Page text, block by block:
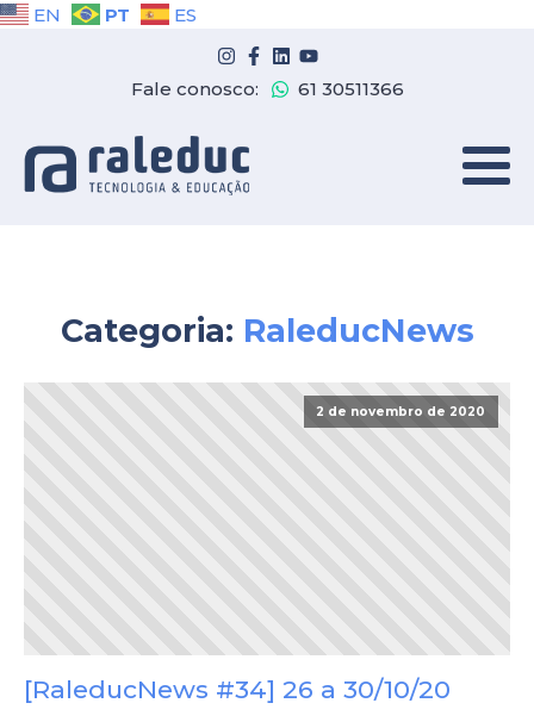
EN PT ES
Fale conosco: 61 30511366
Categoria: RaleducNews
2 de novembro de 2020
[RaleducNews #34] 26 a 30/10/20